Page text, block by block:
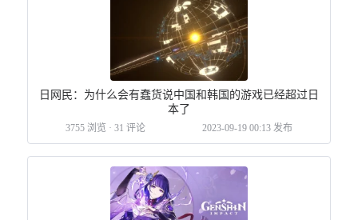
日网民：为什么会有蠢货说中国和韩国的游戏已经超过日
本了
2023-09-19 00:13 发布
3755 浏览 ·31 评论